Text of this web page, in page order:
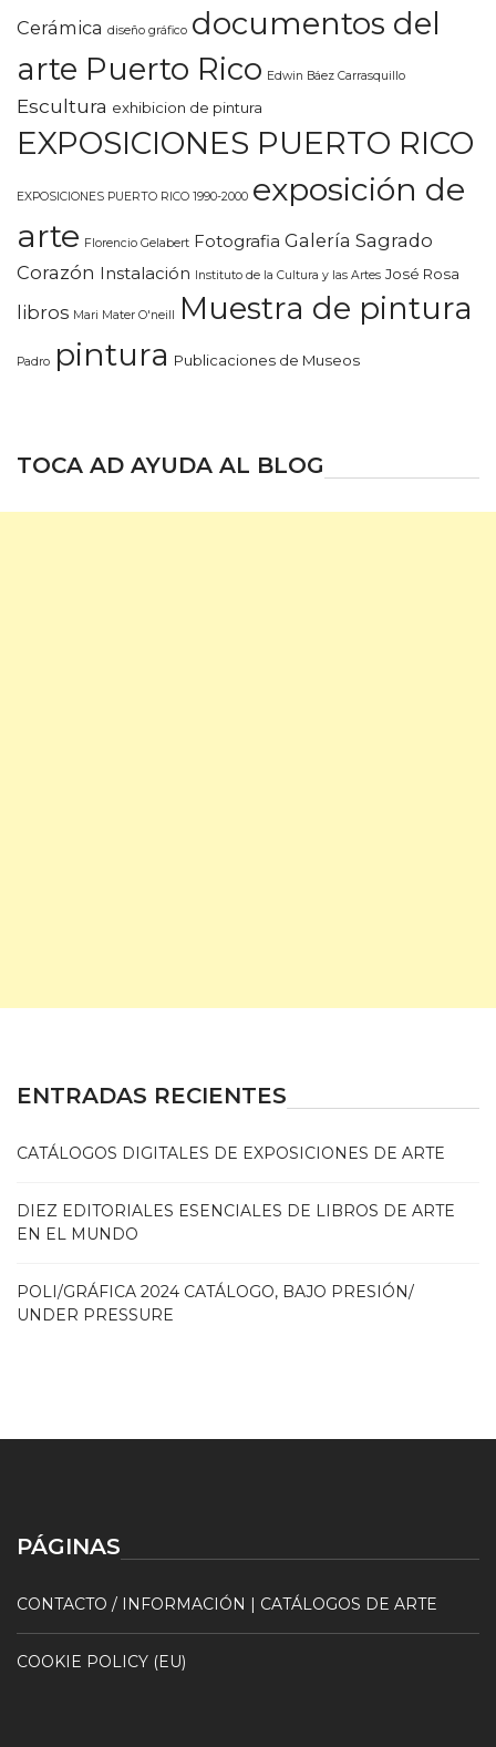
Cerámica diseño gráfico documentos del
arte Puerto Rico Edwin Báez Carrasquillo
Escultura exhibicion de pintura
EXPOSICIONES PUERTO RICO
EXPOSICIONES PUERTO RICO 1990-2000 exposición de
arte Florencio Gelabert Fotografia Galería Sagrado
Corazón Instalación Instituto de la Cultura y las Artes José Rosa
libros Mari Mater O'neill Muestra de pintura
Padro pintura Publicaciones de Museos
TOCA AD AYUDA AL BLOG
ENTRADAS RECIENTES
CATÁLOGOS DIGITALES DE EXPOSICIONES DE ARTE
DIEZ EDITORIALES ESENCIALES DE LIBROS DE ARTE
EN EL MUNDO
POLI/GRÁFICA 2024 CATÁLOGO, BAJO PRESIÓN/
UNDER PRESSURE
PÁGINAS
CONTACTO / INFORMACIÓN | CATÁLOGOS DE ARTE
COOKIE POLICY (EU)